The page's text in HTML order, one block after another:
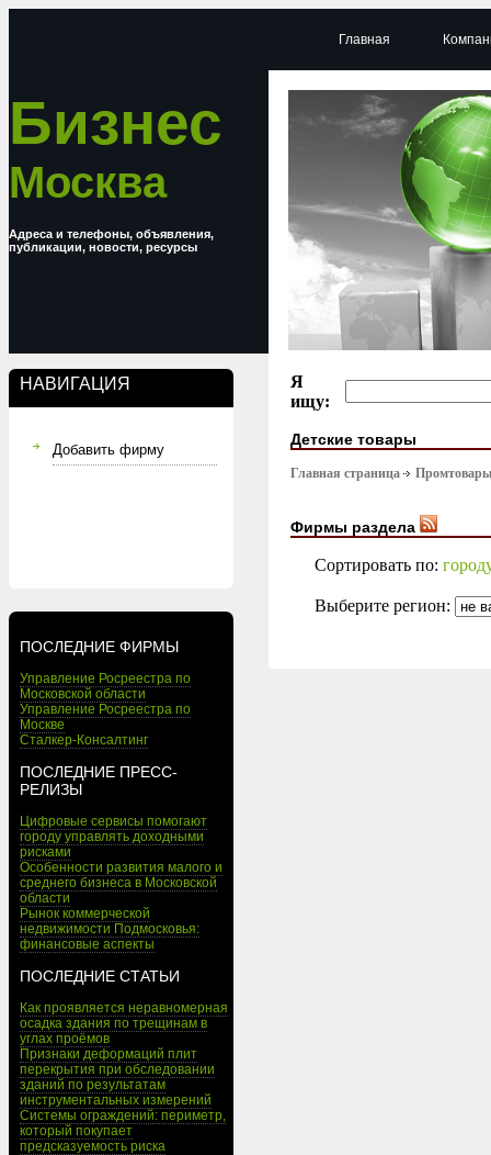
Бизнес
Москва
Адреса и телефоны, объявления,
публикации, новости, ресурсы
НАВИГАЦИЯ
Добавить фирму
ПОСЛЕДНИЕ ФИРМЫ
Управление Росреестра по
Московской области
Управление Росреестра по
Москве
Сталкер-Консалтинг
ПОСЛЕДНИЕ ПРЕСС-
РЕЛИЗЫ
Цифровые сервисы помогают
городу управлять доходными
рисками
Особенности развития малого и
среднего бизнеса в Московской
области
Рынок коммерческой
недвижимости Подмосковья:
финансовые аспекты
ПОСЛЕДНИЕ СТАТЬИ
Как проявляется неравномерная
осадка здания по трещинам в
углах проёмов
Признаки деформаций плит
перекрытия при обследовании
зданий по результатам
инструментальных измерений
Системы ограждений: периметр,
который покупает
предсказуемость риска
Главная
Я
ищу:
Детские товары
Главная страница Промтовары
Фирмы раздела
Сортировать по:
Выберите регион: